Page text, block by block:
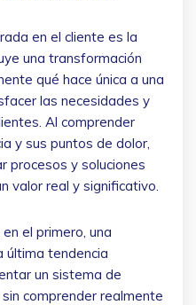
en el cliente es la
una transformación
qué hace única a una
las necesidades y
Al comprender
y sus puntos de dolor,
procesos y soluciones
valor real y significativo.
el primero, una
última tendencia
un sistema de
comprender realmente